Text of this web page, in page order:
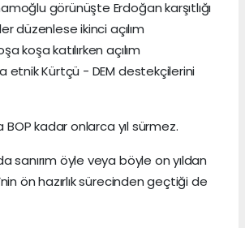
görünüşte Erdoğan karşıtlığı
düzenlese ikinci açılım
koşa katılırken açılım
etnik Kürtçü - DEM destekçilerini
BOP kadar onlarca yıl sürmez.
sanırım öyle veya böyle on yıldan
ön hazırlık sürecinden geçtiği de